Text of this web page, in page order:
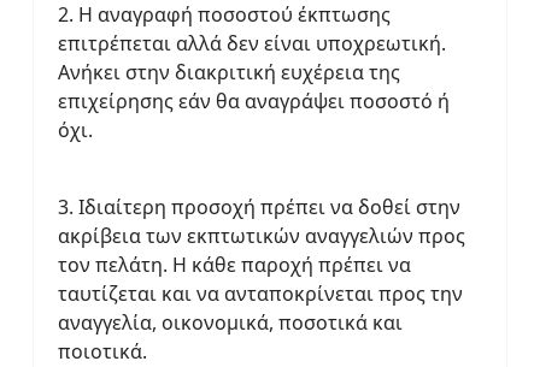
2. Η αναγραφή ποσοστού έκπτωσης
επιτρέπεται αλλά δεν είναι υποχρεωτική.
Ανήκει στην διακριτική ευχέρεια της
επιχείρησης εάν θα αναγράψει ποσοστό ή
όχι.
3. Ιδιαίτερη προσοχή πρέπει να δοθεί στην
ακρίβεια των εκπτωτικών αναγγελιών προς
τον πελάτη. Η κάθε παροχή πρέπει να
ταυτίζεται και να ανταποκρίνεται προς την
αναγγελία, οικονομικά, ποσοτικά και
ποιοτικά.